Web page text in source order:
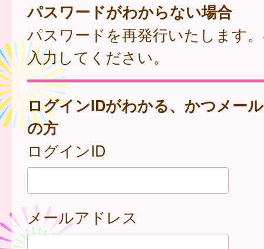
パスワードがわからない場合
パスワードを再発行いたします
入力してください。
ログインIDがわかる、かつメー
の方
ログインID
メールアドレス